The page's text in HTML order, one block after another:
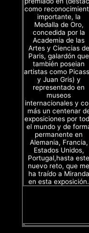
como
importante, la
Medalla de Oro,
concedida por la
Academia de las
Artes y Ciencias de
Paris, galardón que
también poseian
artistas como
y Juan Gris) y
representado en
museos
internacionales y
más un centenar
exposiciones por
el mundo y de
permanente en
Alemania, Francia,
Estados Unidos,
Portugal,hasta este
nuevo reto, que me
ha traído a Miranda
en esta exposición.